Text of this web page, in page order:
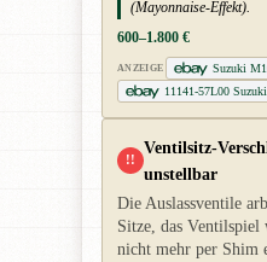
(Mayonnaise-Effekt).
600–1.800 €
ANZEIGE
Suzuki
11141-57L00
!!
Ventilsitz-
unstellbar
Die Auslassventile
Sitze, das
nicht mehr per Shim